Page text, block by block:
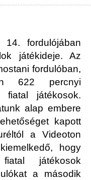
fordulójában
játékideje. Az
fordulóban,
622 percnyi
fiatal játékosok.
alap embere
kapott
a Videoton
hogy
játékosok
a második